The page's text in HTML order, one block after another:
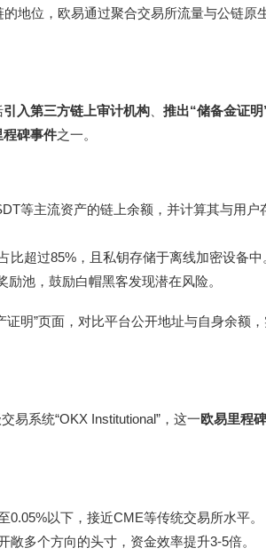
地位，欧易通过聚合交易所流量与公链原
引入第三方链上审计机构
推出“储备金证
程碑事件之一。
等主流资产的链上余额，并计算其与用户
超过85%，且私钥存储于离线加密设备中
池，鼓励白帽黑客发现潜在风险。
明”页面，对比平台公开地址与自身余额
易系统“OKX Institutional”，这一欧易里程
以下，接近CME等传统交易所水平。
敞多个方向的头寸，资金效率提升3-5倍。